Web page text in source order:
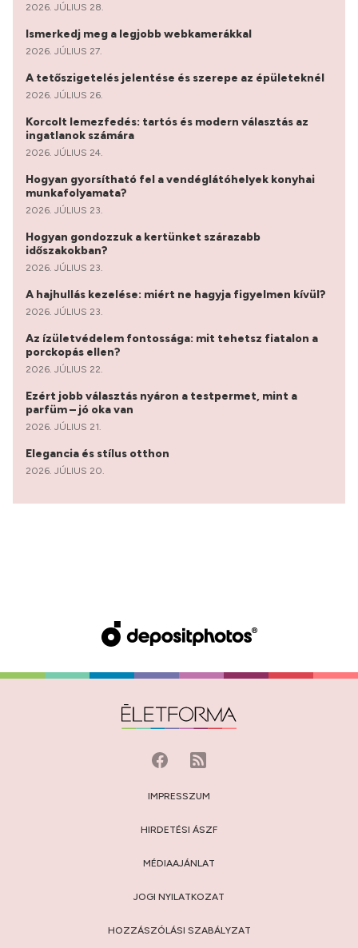
2026. JÚLIUS 28.
Ismerkedj meg a legjobb webkamerákkal
2026. JÚLIUS 27.
A tetőszigetelés jelentése és szerepe az épületeknél
2026. JÚLIUS 26.
Korcolt lemezfedés: tartós és modern választás az
ingatlanok számára
2026. JÚLIUS 24.
Hogyan gyorsítható fel a vendéglátóhelyek konyhai
munkafolyamata?
2026. JÚLIUS 23.
Hogyan gondozzuk a kertünket szárazabb
időszakokban?
2026. JÚLIUS 23.
A hajhullás kezelése: miért ne hagyja figyelmen kívül?
2026. JÚLIUS 23.
Az ízületvédelem fontossága: mit tehetsz fiatalon a
porckopás ellen?
2026. JÚLIUS 22.
Ezért jobb választás nyáron a testpermet, mint a
parfüm – jó oka van
2026. JÚLIUS 21.
Elegancia és stílus otthon
2026. JÚLIUS 20.
IMPRESSZUM
HIRDETÉSI ÁSZF
MÉDIAAJÁNLAT
JOGI NYILATKOZAT
HOZZÁSZÓLÁSI SZABÁLYZAT